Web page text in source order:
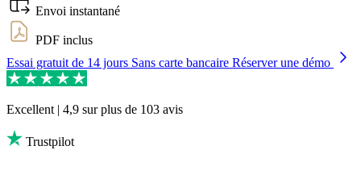
Envoi instantané
PDF inclus
Essai gratuit de 14 jours Sans carte bancaire Réserver une démo
Excellent | 4,9 sur plus de 103 avis
Trustpilot